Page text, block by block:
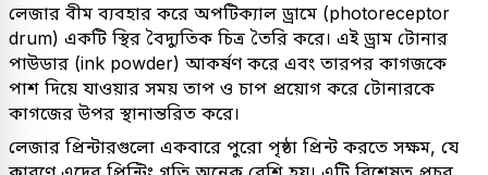
লেজার বীম ব্যবহার করে অপটিক্যাল ড্রামে (photoreceptor
drum) একটি স্থির বৈদ্যুতিক চিত্র তৈরি করে। এই ড্রাম টোনার
পাউডার (ink powder) আকর্ষণ করে এবং তারপর কাগজকে
পাশ দিয়ে যাওয়ার সময় তাপ ও চাপ প্রয়োগ করে টোনারকে
কাগজের উপর স্থানান্তরিত করে।
লেজার প্রিন্টারগুলো একবারে পুরো পৃষ্ঠা প্রিন্ট করতে সক্ষম, যে